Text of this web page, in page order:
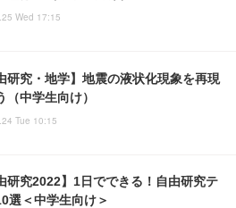
Wed 17:15
研究・地学】地震の液状化現象を再現
（中学生向け）
Tue 10:15
研究2022】1日でできる！自由研究テ
選＜中学生向け＞